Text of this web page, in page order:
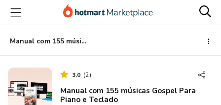
para
conteúdo
principal
para
pagamento
para
rodapé
Manual com 155 músicas Gospel Para Piano e Teclado
3.0 (2)
Manual com 155 músicas Gospel Para
Piano e Teclado